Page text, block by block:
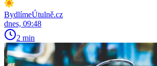
BydlímeÚtulně.cz
dnes, 09:48
2 min